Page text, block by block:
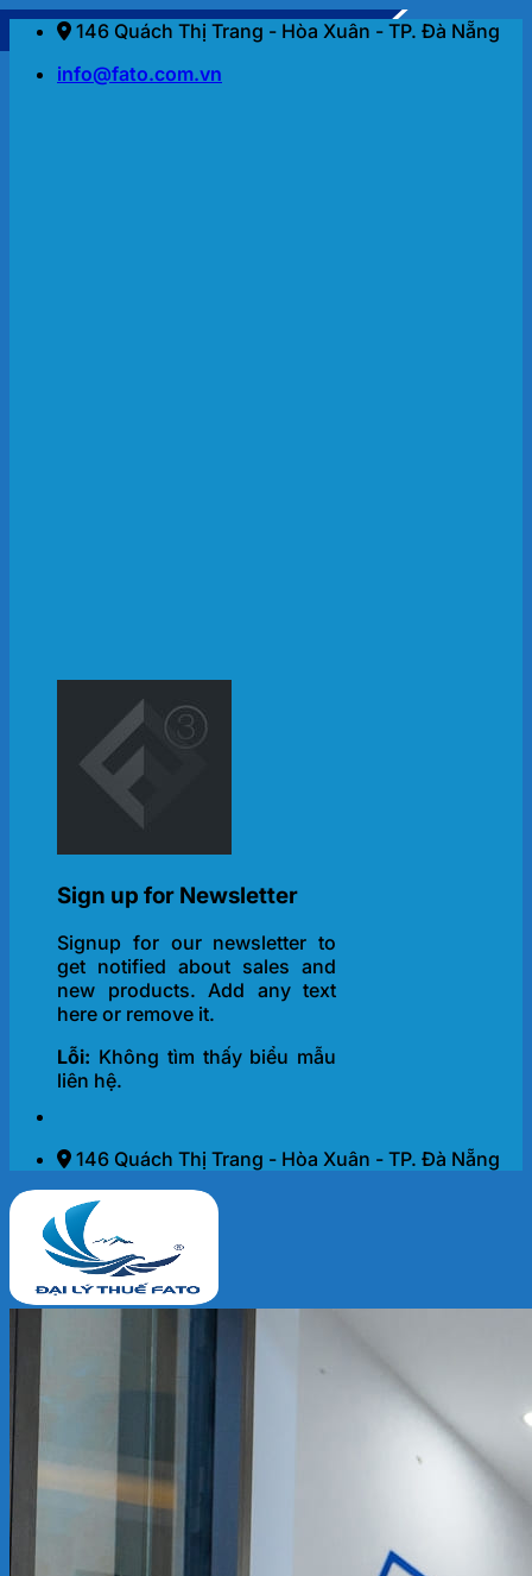
qua
146 Quách Thị Trang - Hòa Xuân - TP. Đà Nẵng
info@fato.com.vn
Sign up for Newsletter
Signup for our newsletter to
get notified about sales and
new products. Add any text
here or remove it.
Lỗi: Không tìm thấy biểu mẫu
liên hệ.
146 Quách Thị Trang - Hòa Xuân - TP. Đà Nẵng